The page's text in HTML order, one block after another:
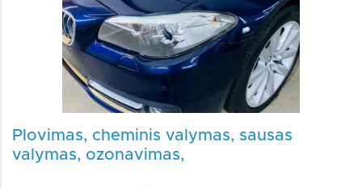
Plovimas, cheminis valymas, sausas
valymas, ozonavimas,